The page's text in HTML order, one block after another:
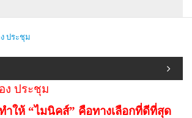
ประชุม
ง ประชุม
ำให้ “ไมนิคส์” คือทางเลือกที่ดีที่สุด